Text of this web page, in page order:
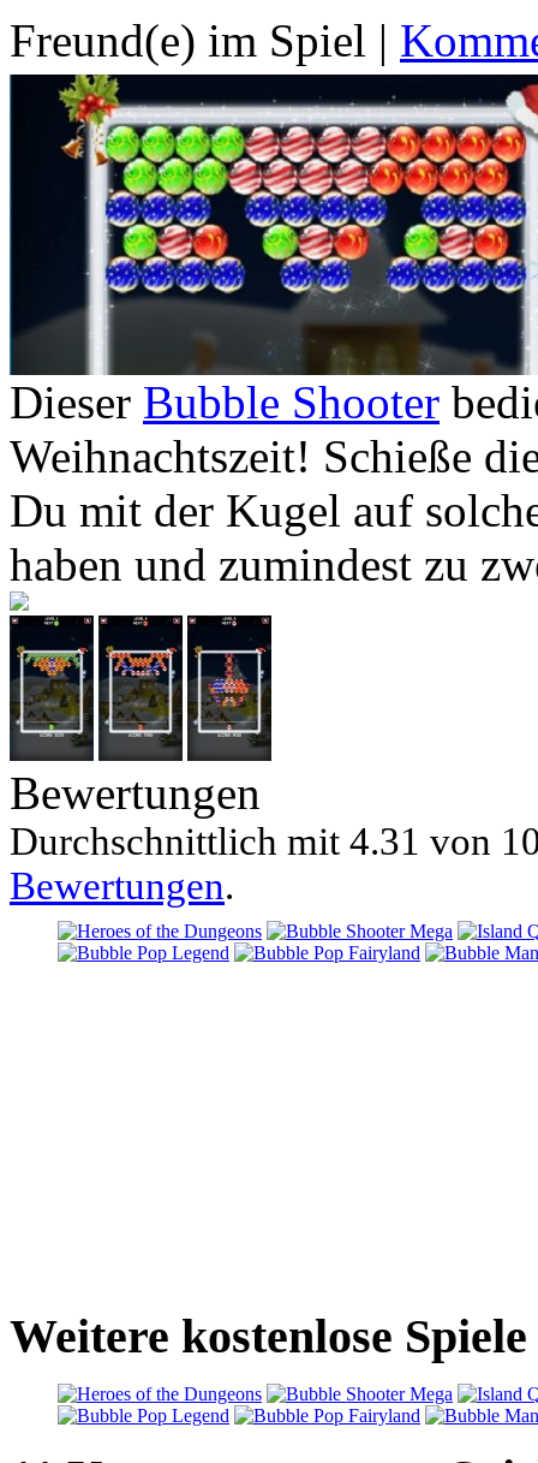
Freund(e) im Spiel |
Dieser Bubble Shooter
Weihnachtszeit! Schieße
Du mit der Kugel auf
haben und zumindest zu
Bewertungen
Durchschnittlich mit 4.31 von
Bewertungen.
Weitere kostenlose